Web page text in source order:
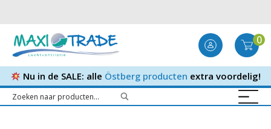
0
Nu in de SALE: alle Östberg producten extra voordelig!